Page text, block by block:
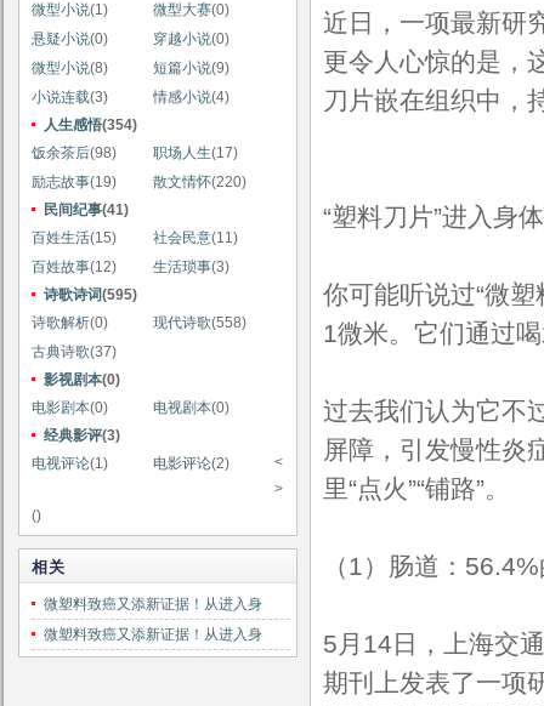
微型小说(1) 微型大赛(0)
悬疑小说(0) 穿越小说(0)
微型小说(8) 短篇小说(9)
小说连载(3) 情感小说(4)
人生感悟(354)
饭余茶后(98) 职场人生(17)
励志故事(19) 散文情怀(220)
民间纪事(41)
百姓生活(15) 社会民意(11)
百姓故事(12) 生活琐事(3)
诗歌诗词(595)
诗歌解析(0) 现代诗歌(558)
古典诗歌(37)
影视剧本(0)
电影剧本(0) 电视剧本(0)
经典影评(3)
电视评论(1) 电影评论(2)
<
>
()
相关
微塑料致癌又添新证据！从进入身
微塑料致癌又添新证据！从进入身
近日，一项最新研
更令人心惊的是，
刀片嵌在组织中，
“塑料刀片”进入身
你可能听说过“微
1微米。它们通过
过去我们认为它不
屏障，引发慢性炎
里“点火”“铺路”。
（1）肠道：
5月14日，上海交
期刊上发表了一项